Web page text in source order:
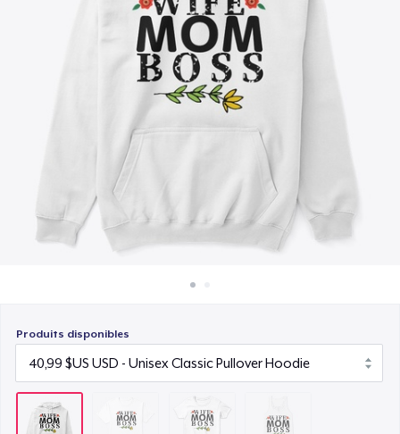
Vendez partout
Vendre n'importe quoi
Produits disponibles
23,99 $US
Women's Flowy Tank Top